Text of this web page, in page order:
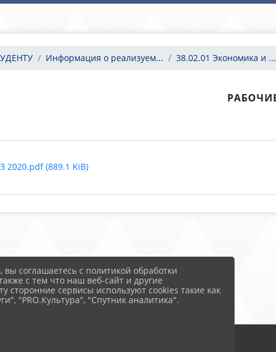
Информация о реализуем... 38.02.01 Экономика и ...
2020.pdf (889.1 KiB)
соглашаетесь с политикой обработки
с тем что наш веб-сайт и другие
сторонние сервисы используют cookies такие как
"PRO.Культура", "Спутник аналитика".